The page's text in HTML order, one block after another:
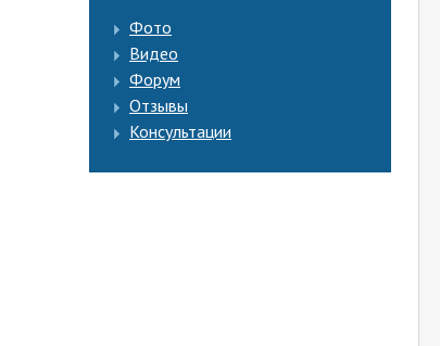
Фото
Видео
Форум
Отзывы
Консультации